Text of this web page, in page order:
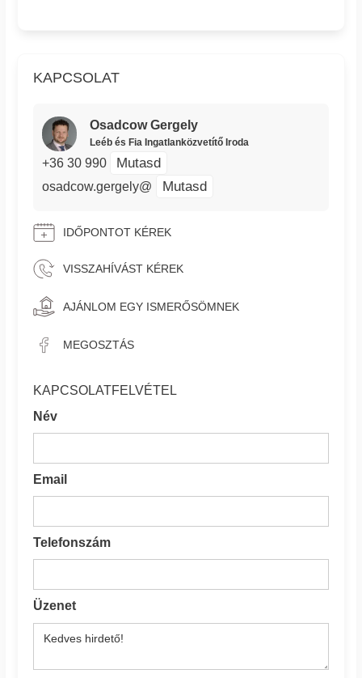
KAPCSOLAT
Osadcow Gergely
Leéb és Fia Ingatlanközvetítő Iroda
+36 30 990 Mutasd
osadcow.gergely@ Mutasd
IDŐPONTOT KÉREK
VISSZAHÍVÁST KÉREK
AJÁNLOM EGY ISMERŐSÖMNEK
MEGOSZTÁS
KAPCSOLATFELVÉTEL
Név
Email
Telefonszám
Üzenet